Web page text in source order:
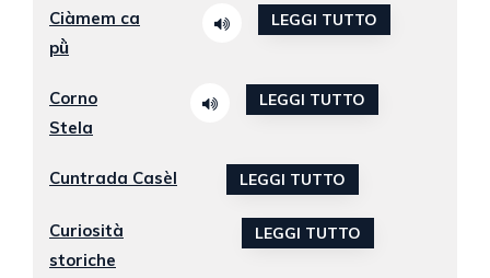
Ciàmem ca
pǜ
LEGGI TUTTO
Corno
Stela
LEGGI TUTTO
Cuntrada Casèl LEGGI TUTTO
Curiosità
storiche
LEGGI TUTTO